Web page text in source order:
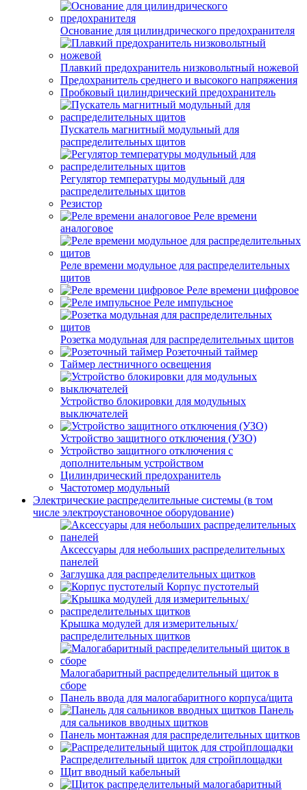
Основание для цилиндрического предохранителя
Плавкий предохранитель низковольтный ножевой
Предохранитель среднего и высокого напряжения
Пробковый цилиндрический предохранитель
Пускатель магнитный модульный для
распределительных щитов
Регулятор температуры модульный для
распределительных щитов
Резистор
Реле времени
аналоговое
Реле времени модульное для распределительных
щитов
Реле времени цифровое
Реле импульсное
Розетка модульная для распределительных щитов
Розеточный таймер
Таймер лестничного освещения
Устройство блокировки для модульных
выключателей
Устройство защитного отключения (УЗО)
Устройство защитного отключения с
дополнительным устройством
Цилиндрический предохранитель
Частотомер модульный
Электрические распределительные системы (в том
числе электроустановочное оборудование)
Аксессуары для небольших распределительных
панелей
Заглушка для распределительных щитков
Корпус пустотелый
Крышка модулей для измерительных/
распределительных щитков
Малогабаритный распределительный щиток в
сборе
Панель ввода для малогабаритного корпуса/щита
Панель
для сальников вводных щитков
Панель монтажная для распределительных щитков
Распределительный щиток для стройплощадки
Щит вводный кабельный